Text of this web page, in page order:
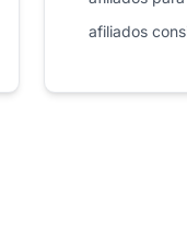
socios sin